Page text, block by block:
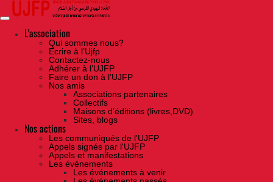
Skip
the
contentL'association
Qui sommes nous?
Ecrire à l’Ujfp
Contactez-nous
Adhérer à l’UJFP
Faire un don à l’UJFP
Nos amis
Associations partenaires
Collectifs
Maisons d’éditions (livres,DVD)
Sites, blogs
Nos actions
Les communiqués de l'UJFP
Appels signés par l'UJFP
Appels et manifestations
Les événements
Les événements à venir